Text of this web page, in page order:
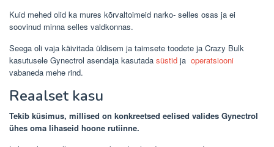
Kuid mehed olid ka mures kõrvaltoimeid narko- selles osas ja ei
soovinud minna selles valdkonnas.
Seega oli vaja käivitada üldisem ja taimsete toodete ja Crazy Bulk
kasutusele Gynectrol asendaja kasutada süstid ja operatsiooni
vabaneda mehe rind.
Reaalset kasu
Tekib küsimus, millised on konkreetsed eelised valides Gynectrol
ühes oma lihaseid hoone rutiinne.